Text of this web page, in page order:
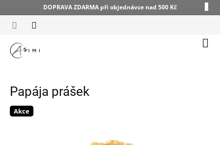
na
obsah
DOPRAVA ZDARMA při objednávce nad 500 Kč
Papája prášek
Akce